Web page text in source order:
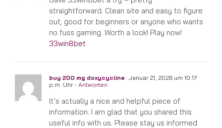
straightforward. Clean site and easy to figure
out, good for beginners or anyone who wants
no fuss gaming. Worth a look! Play now!
33win8bet
buy 200 mg doxycycline Januar 21, 2026 um 10:17
p.m. Uhr- Antworten
It’s actually a nice and helpful piece of
information. I am glad that you shared this
useful info with us. Please stay us informed